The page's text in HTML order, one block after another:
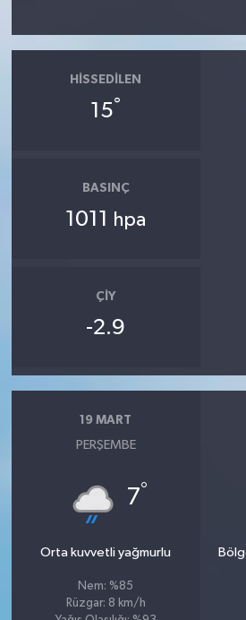
HISSEDILEN
15°
BASINÇ
1011 hpa
ÇIY
-2.9
19 MART
PERŞEMBE
7°
Orta kuvvetli yağmurlu
Nem: %85
Rüzgar: 8 km/h